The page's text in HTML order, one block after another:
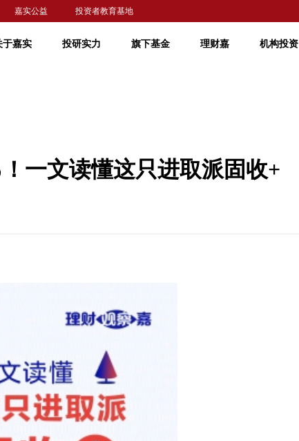
嘉实公益 投资者教育基地
于嘉实 投研实力 旗下基金 理财嘉 机构投资
一文读懂这只进取派固收+